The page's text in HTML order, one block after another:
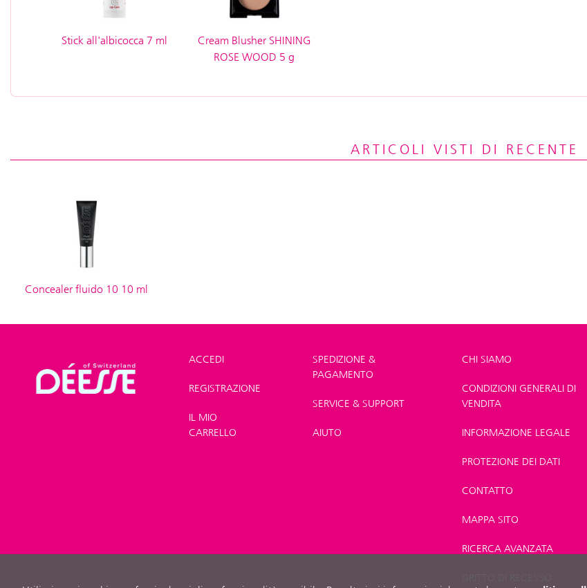
Stick all'albicocca 7 ml
Cream Blusher SHINING
ROSE WOOD 5 g
ARTICOLI VISTI DI RECENTE
Concealer fluido 10 10 ml
Shop>Trucco>
ACCEDI
REGISTRAZIONE
IL MIO
CARRELLO
SPEDIZIONE &
PAGAMENTO
SERVICE & SUPPORT
AIUTO
CHI SIAMO
CONDIZIONI GENERALI DI
VENDITA
INFORMAZIONE LEGALE
PROTEZIONE DEI DATI
CONTATTO
MAPPA SITO
RICERCA AVANZATA